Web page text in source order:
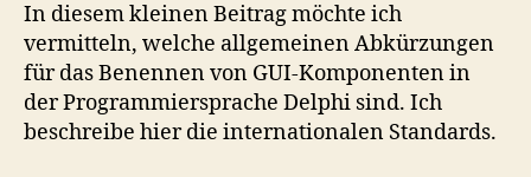
In diesem kleinen Beitrag möchte ich
vermitteln, welche allgemeinen Abkürzungen
für das Benennen von GUI-Komponenten in
der Programmiersprache Delphi sind. Ich
beschreibe hier die internationalen Standards.